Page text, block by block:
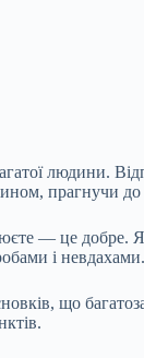
людини.
прагнучи
— це добре.
і невдахами.
що